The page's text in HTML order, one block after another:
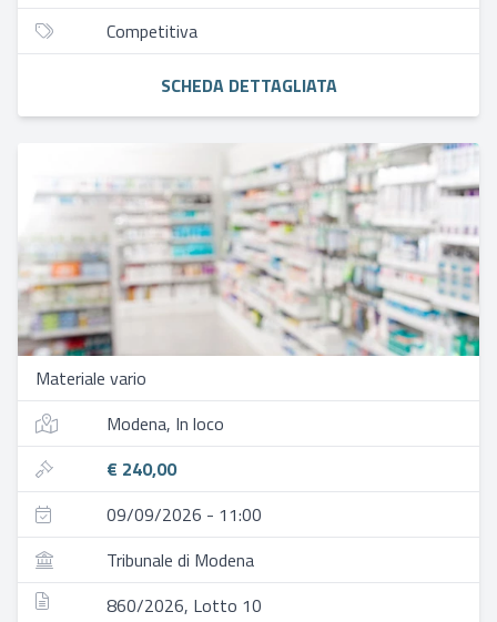
Competitiva
SCHEDA DETTAGLIATA
Materiale vario
Modena, In loco
€ 240,00
09/09/2026 - 11:00
Tribunale di Modena
860/2026, Lotto 10